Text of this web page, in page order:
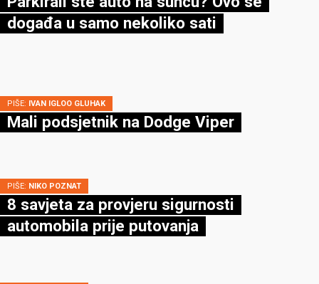
događa u samo nekoliko sati
PIŠE: IVAN IGLOO GLUHAK
Mali podsjetnik na Dodge Viper
PIŠE: NIKO POZNAT
8 savjeta za provjeru sigurnosti
automobila prije putovanja